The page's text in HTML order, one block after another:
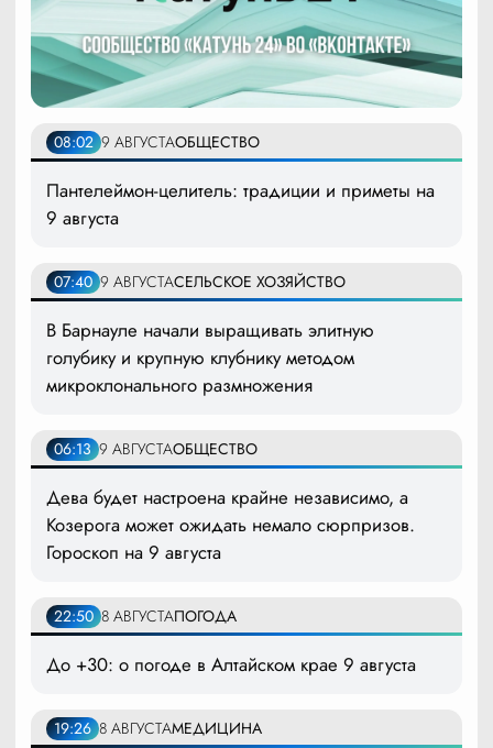
08:02 9 АВГУСТАОБЩЕСТВО
Пантелеймон-целитель: традиции и приметы на
9 августа
07:40 9 АВГУСТАСЕЛЬСКОЕ ХОЗЯЙСТВО
В Барнауле начали выращивать элитную
голубику и крупную клубнику методом
микроклонального размножения
06:13 9 АВГУСТАОБЩЕСТВО
Дева будет настроена крайне независимо, а
Козерога может ожидать немало сюрпризов.
Гороскоп на 9 августа
22:50 8 АВГУСТАПОГОДА
До +30: о погоде в Алтайском крае 9 августа
19:26 8 АВГУСТАМЕДИЦИНА